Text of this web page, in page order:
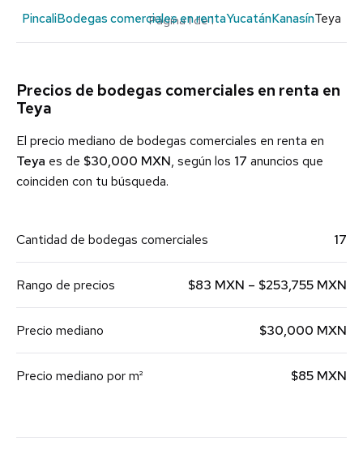
Página 1 de 1
PincaliBodegas comerciales en rentaYucatánKanasínTeya
Precios de bodegas comerciales en renta en
Teya
El precio mediano de bodegas comerciales en renta en
Teya es de $30,000 MXN, según los 17 anuncios que
coinciden con tu búsqueda.
Cantidad de bodegas comerciales 17
Rango de precios $83 MXN – $253,755 MXN
Precio mediano $30,000 MXN
Precio mediano por m² $85 MXN